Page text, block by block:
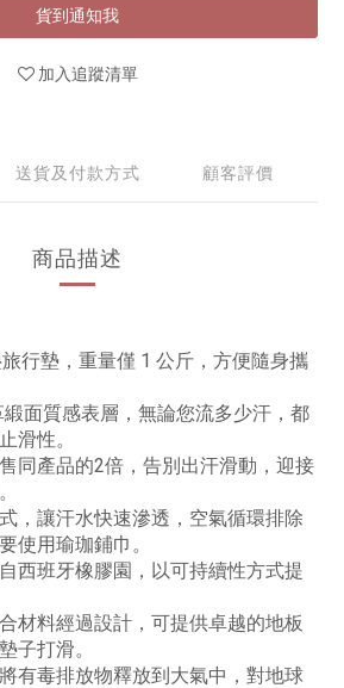
貨到通知我
加入追蹤清單
送貨及付款方式 顧客評價
商品描述
行墊，重量僅 1 公斤，方便隨身攜
面質感表層，無論您流多少汗，都
滑性。
同產品的2倍，告別出汗滑動，迎接
，讓汗水快速滲透，空氣循環排除
使用瑜珈鋪巾。
西班牙橡膠園，以可持續性方式提
材料經過設計，可提供卓越的地板
子打滑。
有毒排放物釋放到大氣中，對地球